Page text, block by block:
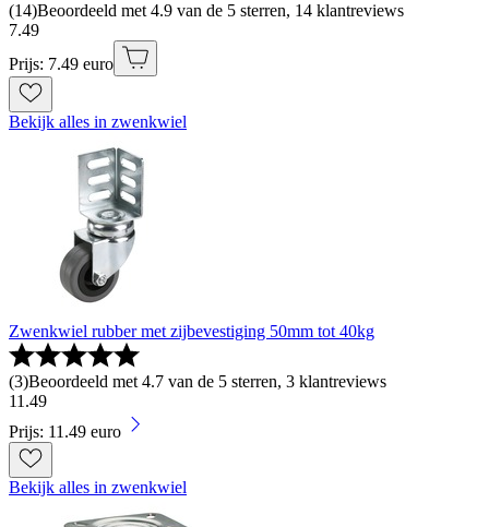
(14)Beoordeeld met 4.9 van de 5 sterren, 14 klantreviews
7.49
Prijs: 7.49 euro
Bekijk alles in zwenkwiel
Zwenkwiel rubber met zijbevestiging 50mm tot 40kg
(3)Beoordeeld met 4.7 van de 5 sterren, 3 klantreviews
11 .49
Prijs: 11.49 euro
Bekijk alles in zwenkwiel